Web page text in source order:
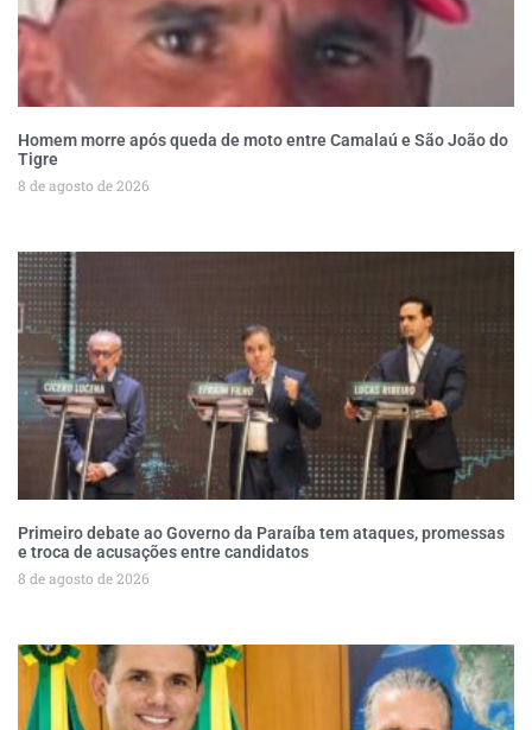
Homem morre após queda de moto entre Camalaú e São João do
Tigre
8 de agosto de 2026
Primeiro debate ao Governo da Paraíba tem ataques, promessas
e troca de acusações entre candidatos
8 de agosto de 2026